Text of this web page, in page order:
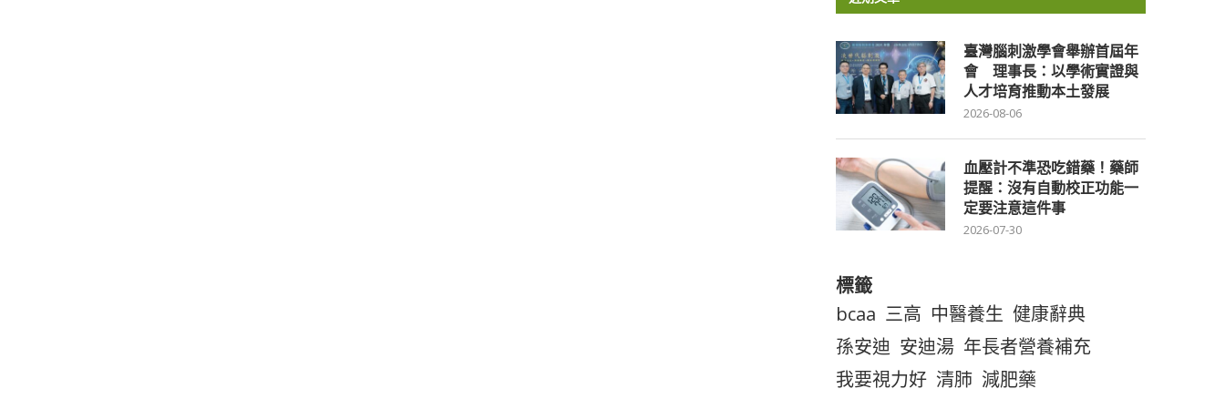
臺灣腦刺激學會舉辦首屆年
會 理事長：以學術實證與
人才培育推動本土發展
2026-08-06
血壓計不準恐吃錯藥！藥師
提醒：沒有自動校正功能一
定要注意這件事
2026-07-30
標籤
bcaa 三高 中醫養生 健康辭典
孫安迪 安迪湯 年長者營養補充
我要視力好 清肺 減肥藥